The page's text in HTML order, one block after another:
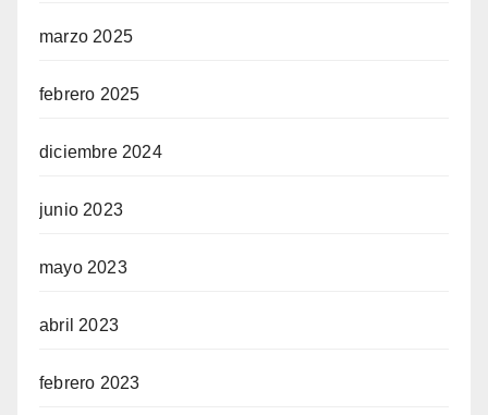
marzo 2025
febrero 2025
diciembre 2024
junio 2023
mayo 2023
abril 2023
febrero 2023